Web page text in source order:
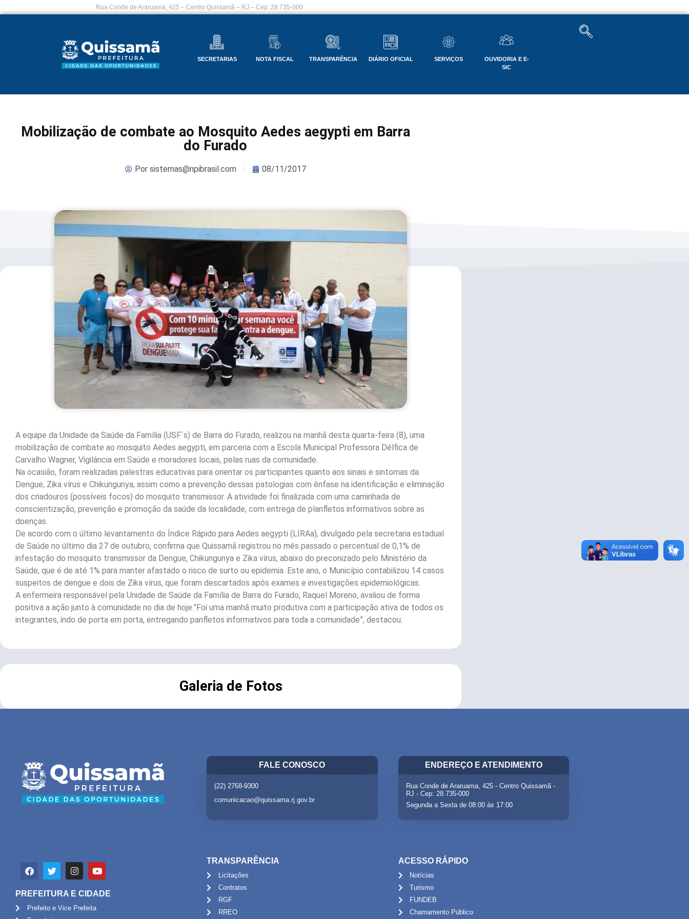
Rua Conde de Araruama, 425 – Centro Quissamã – RJ – Cep: 28.735-000
SECRETARIAS NOTA FISCAL TRANSPARÊNCIA DIÁRIO OFICIAL SERVIÇOS
OUVIDORIA E E-
SIC
Mobilização de combate ao Mosquito Aedes aegypti em Barra
do Furado
Porsistemas@npibrasil.com 08/11/2017
A equipe da Unidade da Saúde da Família (USF´s) de Barra do Furado, realizou na manhã desta quarta-feira (8), uma
mobilização de combate ao mosquito Aedes aegypti, em parceria com a Escola Municipal Professora Délfica de
Carvalho Wagner, Vigilância em Saúde e moradores locais, pelas ruas da comunidade.
Na ocasião, foram realizadas palestras educativas para orientar os participantes quanto aos sinais e sintomas da
Dengue, Zika vírus e Chikungunya, assim como a prevenção dessas patologias com ênfase na identificação e eliminação
dos criadouros (possíveis focos) do mosquito transmissor. A atividade foi finalizada com uma caminhada de
conscientização, prevenção e promoção da saúde da localidade, com entrega de planfletos informativos sobre as
doenças.
De acordo com o último levantamento do Índice Rápido para Aedes aegypti (LIRAa), divulgado pela secretaria estadual
de Saúde no último dia 27 de outubro, confirma que Quissamã registrou no mês passado o percentual de 0,1% de
infestação do mosquito transmissor da Dengue, Chikungunya e Zika vírus, abaixo do preconizado pelo Ministério da
Saúde, que é de até 1% para manter afastado o risco de surto ou epidemia. Este ano, o Município contabilizou 14 casos
suspeitos de dengue e dois de Zika vírus, que foram descartados após exames e investigações epidemiológicas.
A enfermeira responsável pela Unidade de Saúde da Família de Barra do Furado, Raquel Moreno, avaliou de forma
positiva a ação junto à comunidade no dia de hoje.”Foi uma manhã muito produtiva com a participação ativa de todos os
integrantes, indo de porta em porta, entregando panfletos informativos para toda a comunidade”, destacou.
Galeria de Fotos
FALE CONOSCO
(22) 2768-9300
comunicacao@quissama.rj.gov.br
ENDEREÇO E ATENDIMENTO
Rua Conde de Araruama, 425 - Centro Quissamã -
RJ - Cep: 28.735-000
Segunda a Sexta de 08:00 às 17:00
PREFEITURA E CIDADE
Prefeito e Vice Prefeita
TRANSPARÊNCIA
Licitações
Contratos
RGF
RREO
ACESSO RÁPIDO
Notícias
Turismo
FUNDEB
Chamamento Público